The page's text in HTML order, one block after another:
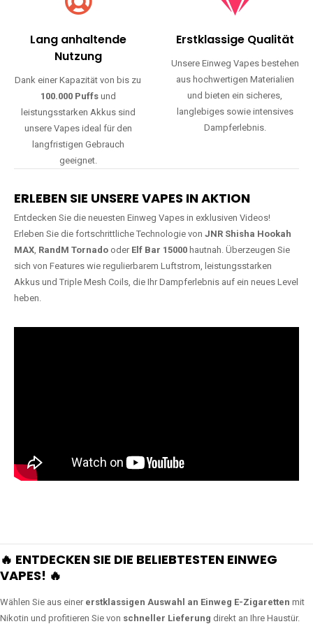
Lang anhaltende
Nutzung
Dank einer Kapazität von bis zu
100.000 Puffsund
leistungsstarken Akkus sind
unsere Vapes ideal für den
langfristigen Gebrauch
geeignet.
Erstklassige Qualität
Unsere Einweg Vapes bestehen
aus hochwertigen Materialien
und bieten ein sicheres,
langlebiges sowie intensives
Dampferlebnis.
ERLEBEN SIE UNSERE VAPES IN AKTION
Entdecken Sie die neuesten Einweg Vapes in exklusiven Videos!
Erleben Sie die fortschrittliche Technologie von JNR Shisha Hookah
MAX, RandM Tornado oder Elf Bar 15000 hautnah. Überzeugen Sie
sich von Features wie regulierbarem Luftstrom, leistungsstarken
Akkus und Triple Mesh Coils, die Ihr Dampferlebnis auf ein neues Level
heben.
🔥 ENTDECKEN SIE DIE BELIEBTESTEN EINWEG
VAPES! 🔥
Wählen Sie aus einer erstklassigen Auswahl an Einweg E-Zigaretten mit
Nikotin und profitieren Sie von schneller Lieferung direkt an Ihre Haustür.